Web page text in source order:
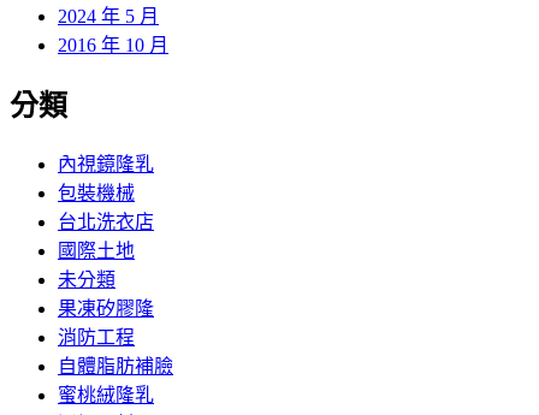
2024 年 5 月
2016 年 10 月
分類
內視鏡隆乳
包裝機械
台北洗衣店
國際土地
未分類
果凍矽膠隆
消防工程
自體脂肪補臉
蜜桃絨隆乳